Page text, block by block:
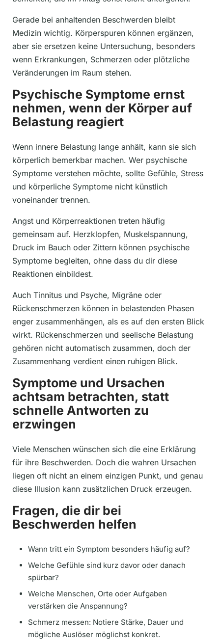
Gerade bei anhaltenden Beschwerden bleibt
Medizin wichtig. Körperspuren können ergänzen,
aber sie ersetzen keine Untersuchung, besonders
wenn Erkrankungen, Schmerzen oder plötzliche
Veränderungen im Raum stehen.
Psychische Symptome ernst
nehmen, wenn der Körper auf
Belastung reagiert
Wenn innere Belastung lange anhält, kann sie sich
körperlich bemerkbar machen. Wer psychische
Symptome verstehen möchte, sollte Gefühle, Stress
und körperliche Symptome nicht künstlich
voneinander trennen.
Angst und Körperreaktionen treten häufig
gemeinsam auf. Herzklopfen, Muskelspannung,
Druck im Bauch oder Zittern können psychische
Symptome begleiten, ohne dass du dir diese
Reaktionen einbildest.
Auch Tinnitus und Psyche, Migräne oder
Rückenschmerzen können in belastenden Phasen
enger zusammenhängen, als es auf den ersten Blick
wirkt. Rückenschmerzen und seelische Belastung
gehören nicht automatisch zusammen, doch der
Zusammenhang verdient einen ruhigen Blick.
Symptome und Ursachen
achtsam betrachten, statt
schnelle Antworten zu
erzwingen
Viele Menschen wünschen sich die eine Erklärung
für ihre Beschwerden. Doch die wahren Ursachen
liegen oft nicht an einem einzigen Punkt, und genau
diese Illusion kann zusätzlichen Druck erzeugen.
Fragen, die dir bei
Beschwerden helfen
Wann tritt ein Symptom besonders häufig auf?
Welche Gefühle sind kurz davor oder danach
spürbar?
Welche Menschen, Orte oder Aufgaben
verstärken die Anspannung?
Schmerz messen: Notiere Stärke, Dauer und
mögliche Auslöser möglichst konkret.